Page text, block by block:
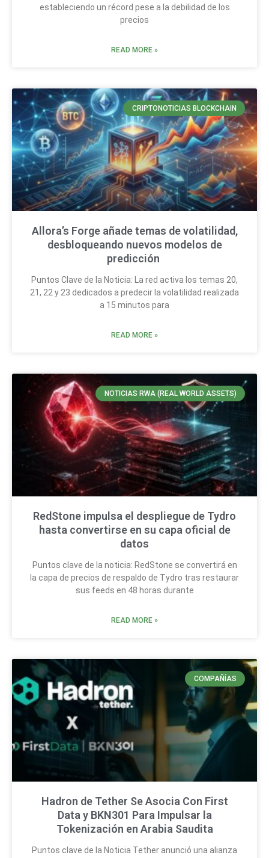
estableciendo un récord pese a la debilidad de los
precios
READ MORE »
CRIPTONOTICIAS BLOCKCHAIN
Allora’s Forge añade temas de volatilidad,
desbloqueando nuevos modelos de
predicción
Puntos Clave de la Noticia: La red activa los temas 20,
21, 22 y 23 dedicados a predecir la volatilidad realizada
a 15 minutos para
READ MORE »
NOTICIAS RWA (REAL WORLD ASSETS)
RedStone impulsa el despliegue de Tydro
hasta convertirse en su capa oficial de
datos
Puntos clave de la noticia: RedStone se convertirá en
la capa de precios de respaldo de Tydro tras restaurar
sus feeds en 48 horas durante
READ MORE »
COMPAÑÍAS
Hadron de Tether Se Asocia Con First
Data y BKN301 Para Impulsar la
Tokenización en Arabia Saudita
Puntos clave de la Noticia Tether anunció una alianza